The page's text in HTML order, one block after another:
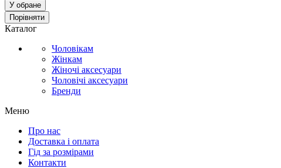
У обране
Порівняти
Каталог
Чоловікам
Жінкам
Жіночі аксесуари
Чоловічі аксесуари
Бренди
Меню
Про нас
Доставка і оплата
Гід за розмірами
Контакти